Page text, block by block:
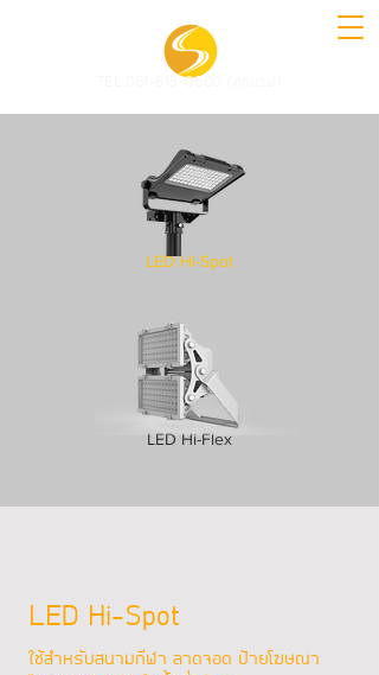
TEL.061-615-0600 (คุณเวฟ)
LED Hi-Spot
LED Hi-Flex
LED Hi-Spot
ใช้สำหรับสนามกีฬา ลาดจอด ป้ายโฆษณา